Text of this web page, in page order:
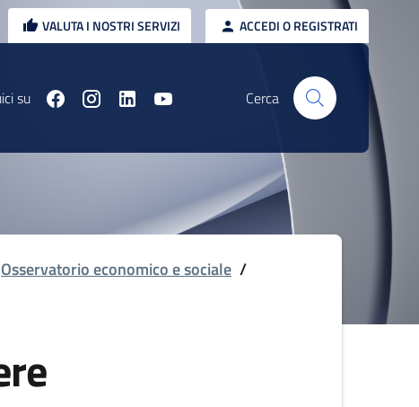
VALUTA I NOSTRI SERVIZI ACCEDI O REGISTRATI
su Cerca
Osservatorio economico e sociale /